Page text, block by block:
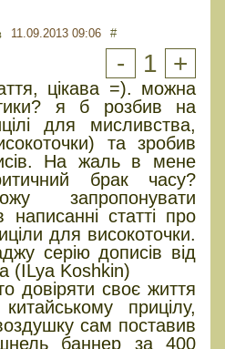
11.09.2013 09:06 #
- 1 +
цікава =). можна
я б розбив на
для мисливства,
та зробив
На жаль в мене
брак часу?
запропонувати
статті про
для високоточки.
серію дописів від
(ILya Koshkin)
довіряти своє життя
прицілу,
сам поставив
баннер за 400